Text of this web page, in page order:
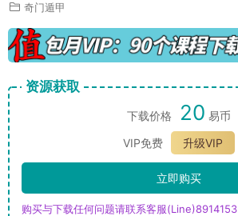
奇门遁甲
资源获取
下载价格 20 易币
VIP免费
升级VIP
立即购买
购买与下载任何问题请联系客服(Line)8914153 |